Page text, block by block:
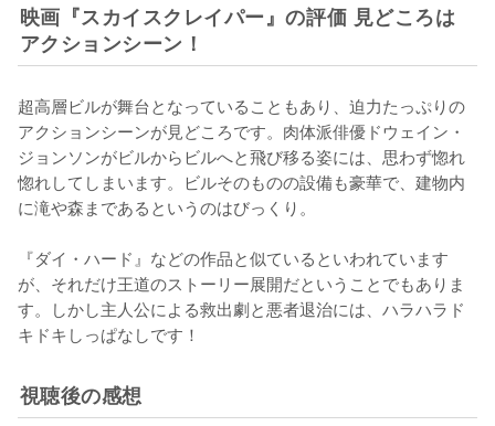
映画『スカイスクレイパー』の評価 見どころは
アクションシーン！
超高層ビルが舞台となっていることもあり、迫力たっぷりの
アクションシーンが見どころです。肉体派俳優ドウェイン・
ジョンソンがビルからビルへと飛び移る姿には、思わず惚れ
惚れしてしまいます。ビルそのものの設備も豪華で、建物内
に滝や森まであるというのはびっくり。
『ダイ・ハード』などの作品と似ているといわれています
が、それだけ王道のストーリー展開だということでもありま
す。しかし主人公による救出劇と悪者退治には、ハラハラド
キドキしっぱなしです！
視聴後の感想